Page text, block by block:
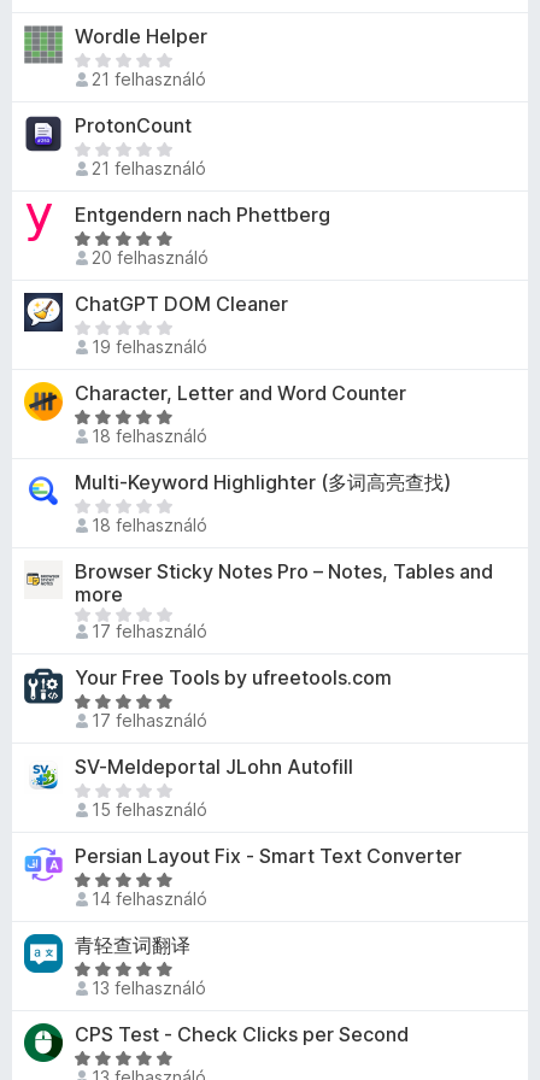
é
k
l
é
s
k
/
5
s
:
/
5
k
e
l
s
:
/
5
r
t
k
e
l
s
:
/
5
c
s
e
e
k
s
i
l
a
g
s
é
r
é
k
l
é
s
e
k
i
g
o
s
r
t
k
e
l
s
:
/
5
Wordle Helper
M
é
g
n
c
s
e
e
k
s
i
l
a
g
s
é
r
t
é
k
e
é
s
e
k
21 felhasználó
ProtonCount
M
é
g
n
c
s
e
e
k
s
i
l
a
g
o
é
r
t
é
k
e
é
s
e
k
21 felhasználó
Entgendern nach Phettberg
C
s
g
o
s
r
t
k
e
l
s
:
5
5
20 felhasználó
ChatGPT DOM Cleaner
M
é
g
n
c
s
e
e
k
c
a
g
o
é
r
t
é
k
e
é
s
19 felhasználó
Character, Letter and Word Counter
C
s
i
l
g
o
s
r
t
é
e
s
:
5
5
18 felhasználó
Multi-Keyword Highlighter (多词高亮查找)
M
é
g
n
i
n
s
e
e
k
c
i
a
g
o
é
r
18 felhasználó
Browser Sticky Notes Pro – Notes, Tables and
more
M
é
g
n
i
c
s
e
n
e
k
s
i
l
a
g
17 felhasználó
Your Free Tools by ufreetools.com
C
s
g
o
s
é
r
t
k
e
17 felhasználó
SV-Meldeportal JLohn Autofill
M
é
g
n
c
s
e
e
k
15 felhasználó
Persian Layout Fix - Smart Text Converter
C
s
i
g
o
14 felhasználó
青轻查词翻译
C
s 13 felhasználó
CPS Test - Check Clicks per Second
C